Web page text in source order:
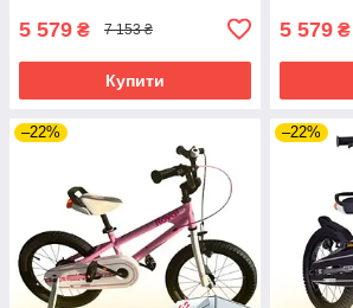
5 579 ₴ 7 153 ₴
Купити
5 579 ₴
–22% –22%